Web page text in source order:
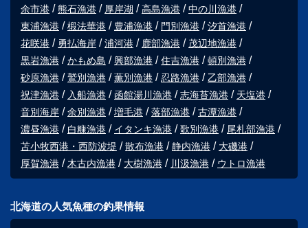
余市港
熊石漁港 厚岸湖 高島漁港
中の川漁港
東浦漁港
椴法華港 豊浦漁港 門別漁港
汐首漁港
花咲港
勇払海岸 浦河港 鹿部漁港
茂辺地漁港
黒岩漁港
かもめ島 興部漁港 住吉漁港
頓別漁港
砂原漁港
鷲別漁港 薫別漁港 忍路漁港
乙部漁港
祝津漁港
入船漁港 函館湯川漁港 志海苔漁港
天塩港
音別海岸
余別漁港 増毛港 落部漁港
古潭漁港
濃昼漁港
白糠漁港 イタンキ漁港 歌別漁港
尾札部漁港
苫小牧西港・西防波堤
散布漁港 静内漁港
大磯港
厚賀漁港
木古内漁港 大樹漁港 川汲漁港 ウトロ漁港
北海道の人気魚種の釣果情報